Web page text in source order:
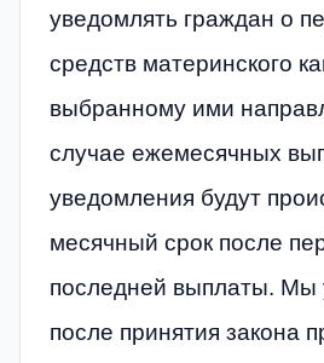
уведомлять граждан о
средств материнского
выбранному ими
случае ежемесячных
уведомления будут
месячный срок после
последней выплаты. Мы
после принятия закона